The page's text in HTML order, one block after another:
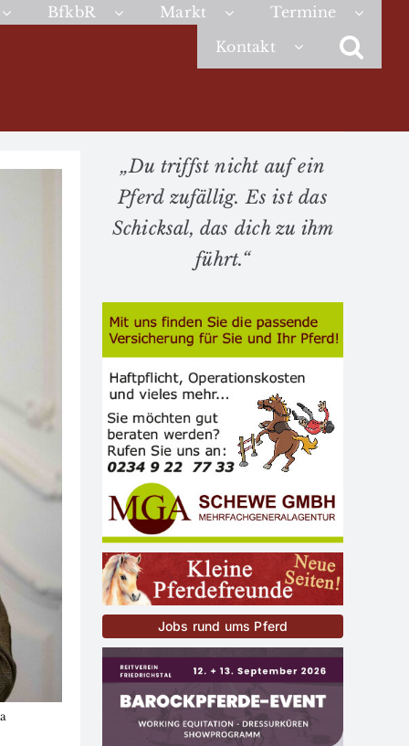
BfkbR Markt
Termine
Kontakt
„Du triffst nicht auf ein
Pferd zufällig. Es ist das
Schicksal, das dich zu ihm
führt.“
Jobs rund ums Pferd